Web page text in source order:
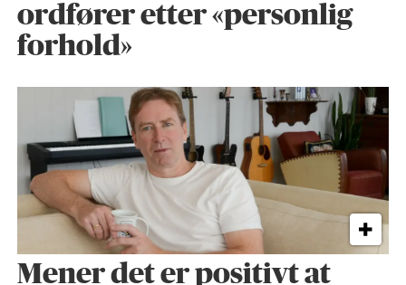
ordfører etter «personlig
forhold»
Mener det er positivt at